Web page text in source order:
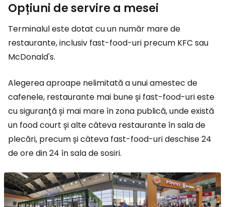
Opțiuni de servire a mesei
Terminalul este dotat cu un număr mare de
restaurante, inclusiv fast-food-uri precum KFC sau
McDonald's.
Alegerea aproape nelimitată a unui amestec de
cafenele, restaurante mai bune și fast-food-uri este
cu siguranță și mai mare în zona publică, unde există
un food court și alte câteva restaurante în sala de
plecări, precum și câteva fast-food-uri deschise 24
de ore din 24 în sala de sosiri.